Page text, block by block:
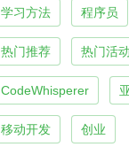
学习方法 程序员
热门推荐 热门活动
CodeWhisperer
移动开发 创业